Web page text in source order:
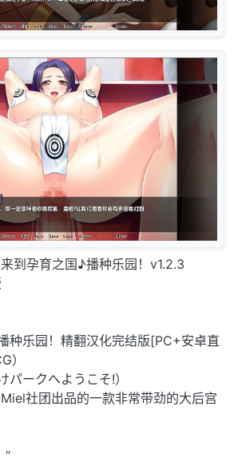
来到孕育之国♪播种乐园！v1.2.3
种乐园！精翻汉化完结版[PC+安卓直
）
パークへようこそ!）
社团出品的一款非常带劲的大后宫
”